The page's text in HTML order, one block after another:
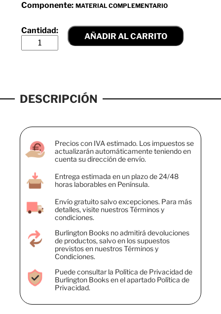
Componente: MATERIAL COMPLEMENTARIO
AÑADIR AL CARRITO
DESCRIPCIÓN
Precios con IVA estimado. Los impuestos se
actualizarán automáticamente teniendo en
cuenta su dirección de envío.
Entrega estimada en un plazo de 24/48
horas laborables en Península.
Envío gratuito salvo excepciones. Para más
detalles, visite nuestros Términos y
condiciones.
Burlington Books no admitirá devoluciones
de productos, salvo en los supuestos
previstos en nuestros Términos y
Condiciones.
Puede consultar la Política de Privacidad de
Burlington Books en el apartado Política de
Privacidad.